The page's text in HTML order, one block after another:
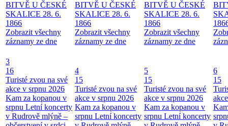
BITVĚ U ČESKÉ
SKALICE 28. 6.
1866
Zobrazit všechny
záznamy ze dne
BITVĚ U ČESKÉ
SKALICE 28. 6.
1866
Zobrazit všechny
záznamy ze dne
BITVĚ U ČESKÉ
SKALICE 28. 6.
1866
Zobrazit všechny
záznamy ze dne
3
16
Turisté zvou na své
akce v srpnu 2026
Kam za kopanou v
srpnu Letní koncerty
v Rudrově mlýně –
4
15
Turisté zvou na své
akce v srpnu 2026
Kam za kopanou v
srpnu Letní koncerty
5
15
Turisté zvou na své
akce v srpnu 2026
Kam za kopanou v
srpnu Letní koncerty
6
15